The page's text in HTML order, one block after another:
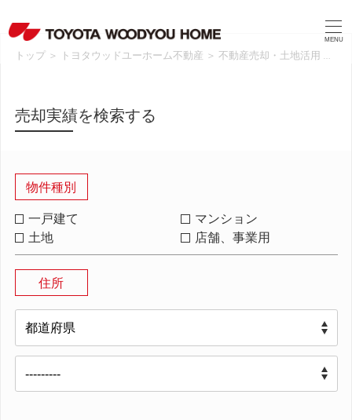
MENU
トップ ＞ トヨタウッドユーホーム不動産 ＞ 不動産売却・土地活用
売却実績を検索する
物件種別
一戸建て
マンション
土地
店舗、事業用
住所